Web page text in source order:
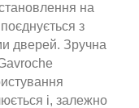
на
поєднується з
дверей. Зручна
і, залежно